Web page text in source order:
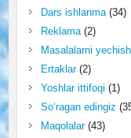
Dars ishlanma(34)
Reklama(2)
Masalalarni yechish
Ertaklar(2)
Yoshlar ittifoqi (1)
So‘ragan edingiz
Maqolalar(43)